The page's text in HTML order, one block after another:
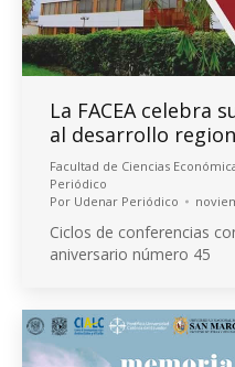
La FACEA celebra
al desarrollo
Facultad de Ciencias
Periódico
Por Udenar Periódico
Ciclos de conferencias
aniversario número 45